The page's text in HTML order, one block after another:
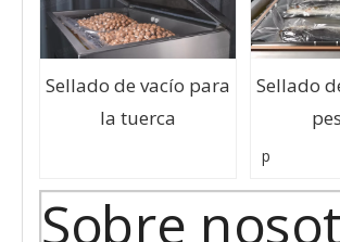
Sellado de vacío para
la tuerca
Sellado
p
Sobre